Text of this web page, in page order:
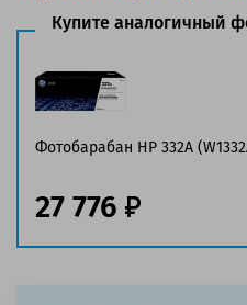
Производитель принтера:
Оригинальность:
Аналог:HP 332A (W1332A)
Цвет:Черный
заполнении страницы
Страна: Китай
Гарантия:1 год
Купите аналогичный
Фотобарабан HP 332A
27 776